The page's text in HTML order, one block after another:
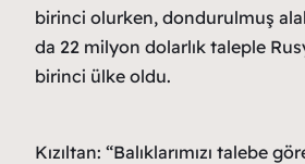
birinci olurken, dondurulmuş
da 22 milyon dolarlık taleple
birinci ülke oldu.
Kızıltan: “Balıklarımızı talebe